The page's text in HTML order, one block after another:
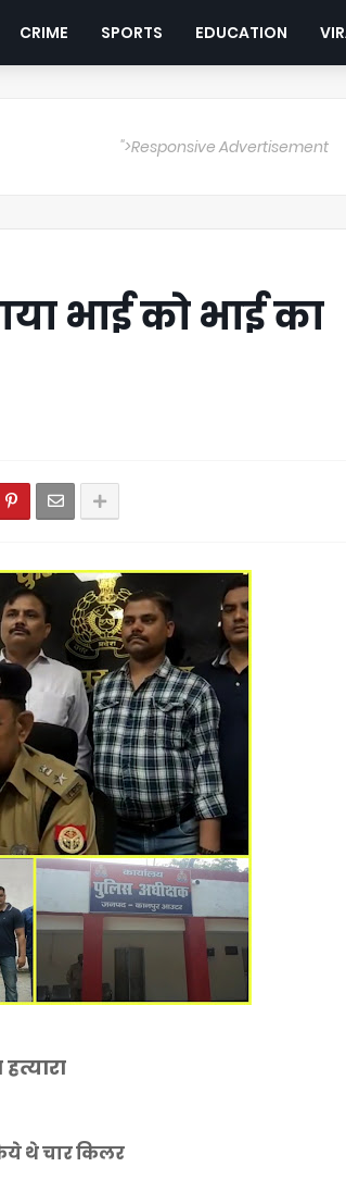
CRIME SPORTS EDUCATION
">Responsive Advertisement
भाई को भाई का
थे चार किलर